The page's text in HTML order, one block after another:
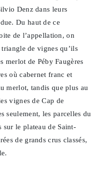
Denz dans leurs
Du haut de ce
de l’appellation, on
de vignes qu’ils
merlot de Péby Faugères
où cabernet franc et
merlot, tandis que plus au
vignes de Cap de
seulement, les parcelles du
sur le plateau de Saint-
de grands crus classés,